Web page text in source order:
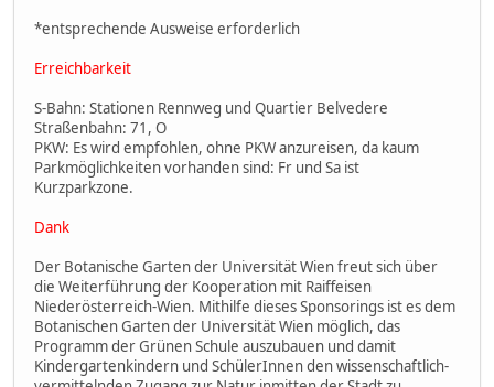
*entsprechende Ausweise erforderlich
Erreichbarkeit
S-Bahn: Stationen Rennweg und Quartier Belvedere
Straßenbahn: 71, O
PKW: Es wird empfohlen, ohne PKW anzureisen, da kaum
Parkmöglichkeiten vorhanden sind: Fr und Sa ist
Kurzparkzone.
Dank
Der Botanische Garten der Universität Wien freut sich über
die Weiterführung der Kooperation mit Raiffeisen
Niederösterreich-Wien. Mithilfe dieses Sponsorings ist es dem
Botanischen Garten der Universität Wien möglich, das
Programm der Grünen Schule auszubauen und damit
Kindergartenkindern und SchülerInnen den wissenschaftlich-